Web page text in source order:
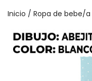
Inicio / Ropa de bebe/a